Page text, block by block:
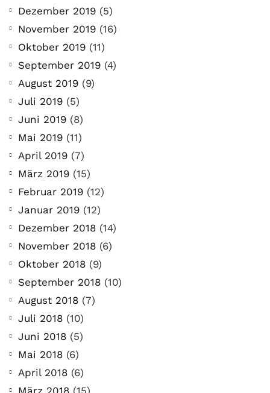
Dezember 2019 (5)
November 2019 (16)
Oktober 2019 (11)
September 2019 (4)
August 2019 (9)
Juli 2019 (5)
Juni 2019 (8)
Mai 2019 (11)
April 2019 (7)
März 2019 (15)
Februar 2019 (12)
Januar 2019 (12)
Dezember 2018 (14)
November 2018 (6)
Oktober 2018 (9)
September 2018 (10)
August 2018 (7)
Juli 2018 (10)
Juni 2018 (5)
Mai 2018 (6)
April 2018 (6)